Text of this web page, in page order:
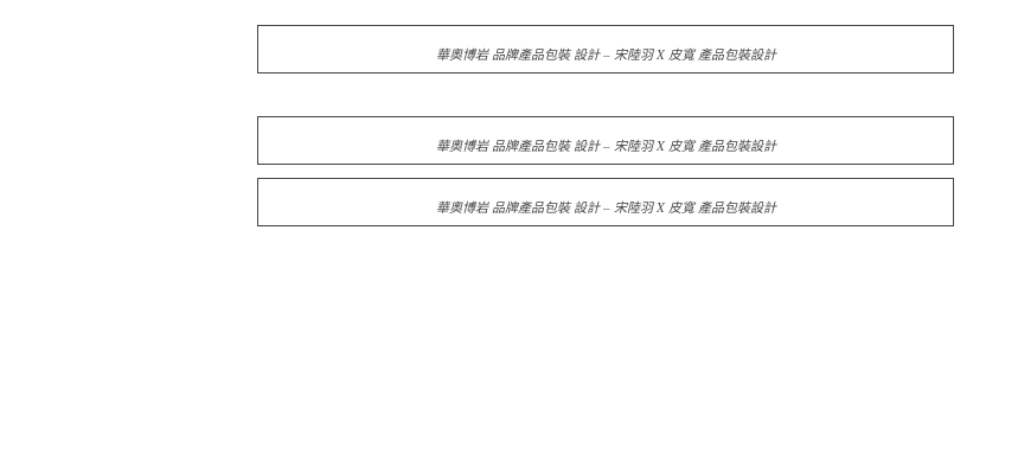
華奧博岩 品牌產品包裝 設計 – 宋陸羽 X 皮寬 產品包裝設計
華奧博岩 品牌產品包裝 設計 – 宋陸羽 X 皮寬 產品包裝設計
華奧博岩 品牌產品包裝 設計 – 宋陸羽 X 皮寬 產品包裝設計